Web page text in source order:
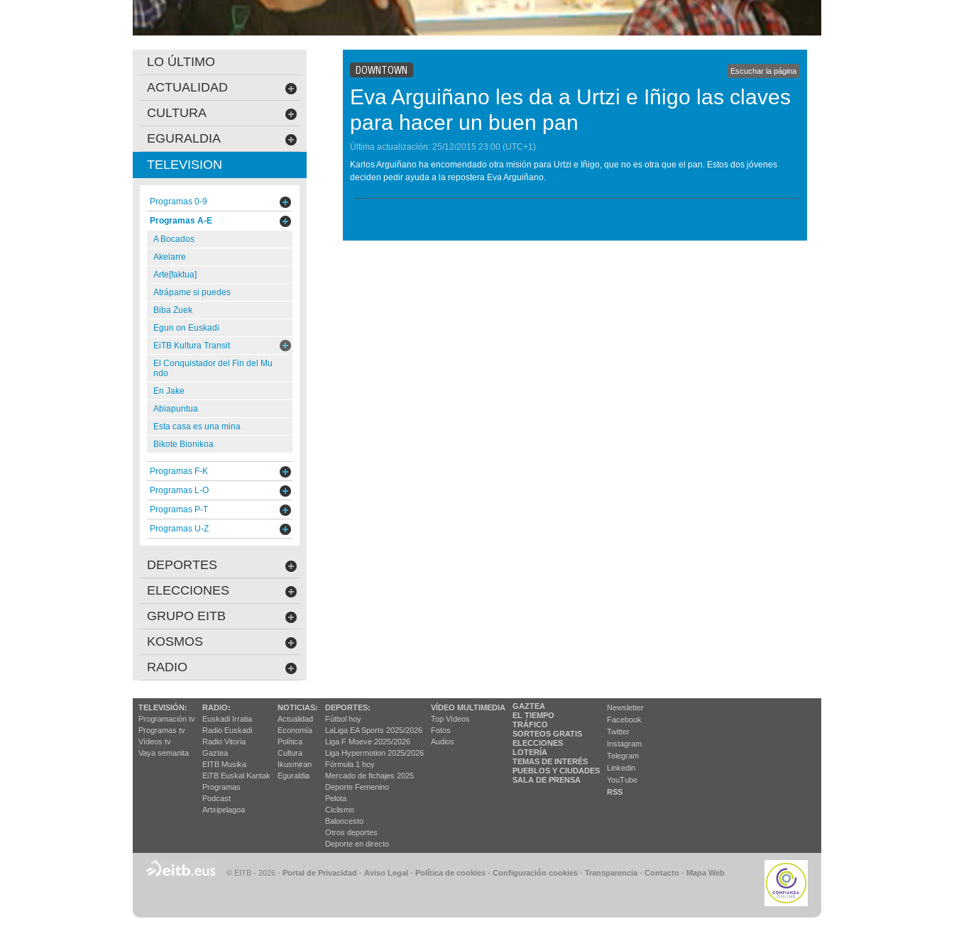
DOWNTOWN Escuchar la página
Eva Arguiñano les da a Urtzi e Iñigo las claves
para hacer un buen pan
Última actualización: 25/12/2015 23:00 (UTC+1)
Karlos Arguiñano ha encomendado otra misión para Urtzi e Iñigo, que no es otra que el pan. Estos dos jóvenes
deciden pedir ayuda a la repostera Eva Arguiñano.
LO ÚLTIMO
ACTUALIDAD
CULTURA
EGURALDIA
TELEVISION
Programas 0-9
Programas A-E
A Bocados
Akelarre
Arte[faktua]
Atrápame si puedes
Biba Zuek
Egun on Euskadi
EiTB Kultura Transit
El Conquistador del Fin del Mu
ndo
En Jake
Abiapuntua
Esta casa es una mina
Bikote Bionikoa
Programas F-K
Programas L-O
Programas P-T
Programas U-Z
DEPORTES
ELECCIONES
GRUPO EITB
KOSMOS
RADIO
TELEVISIÓN:
Programación tv
Programas tv
Vídeos tv
Vaya semanita
RADIO:
Euskadi Irratia
Radio Euskadi
Radio Vitoria
Gaztea
EITB Musika
EiTB Euskal Kantak
Programas
Podcast
Artxipelagoa
NOTICIAS:
Actualidad
Economía
Política
Cultura
Ikusmiran
Eguraldia
DEPORTES:
Fútbol hoy
LaLiga EA Sports 2025/2026
Liga F Moeve 2025/2026
Liga Hypermotion 2025/2026
Fórmula 1 hoy
Mercado de fichajes 2025
Deporte Femenino
Pelota
Ciclismo
Baloncesto
Otros deportes
Deporte en directo
VÍDEO MULTIMEDIA
Top Vídeos
Fotos
Audios
GAZTEA
EL TIEMPO
TRÁFICO
SORTEOS GRATIS
ELECCIONES
LOTERÍA
TEMAS DE INTERÉS
PUEBLOS Y CIUDADES
SALA DE PRENSA
Newsletter
Facebook
Twitter
Instagram
Telegram
Linkedin
YouTube
RSS
© EITB - 2026 - Portal de Privacidad - Aviso Legal - Política de cookies - Configuración cookies - Transparencia - Contacto - Mapa Web